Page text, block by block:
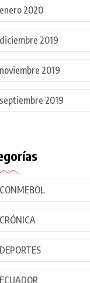
enero 2020
diciembre 2019
noviembre 2019
septiembre 2019
CONMEBOL
CRÓNICA
DEPORTES
ECUADOR